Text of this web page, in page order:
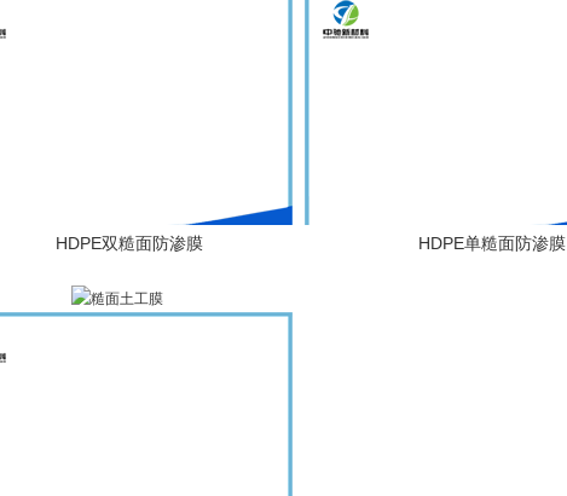
HDPE双糙面防渗膜 HDPE单糙面防渗膜